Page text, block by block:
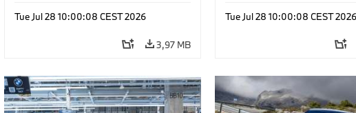
Tue Jul 28 10:00:08 CEST 2026
3,97 MB
Tue Jul 28 10:00:08 CEST 2026